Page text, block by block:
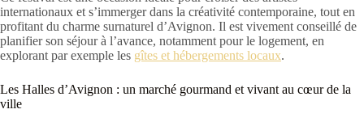
internationaux et s’immerger dans la créativité contemporaine, tout en
profitant du charme surnaturel d’Avignon. Il est vivement conseillé de
planifier son séjour à l’avance, notamment pour le logement, en
explorant par exemple les gîtes et hébergements locaux.
Les Halles d’Avignon : un marché gourmand et vivant au cœur de la
ville